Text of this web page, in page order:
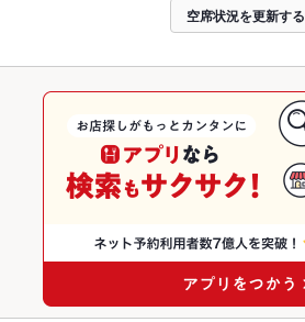
空席状況を更新する